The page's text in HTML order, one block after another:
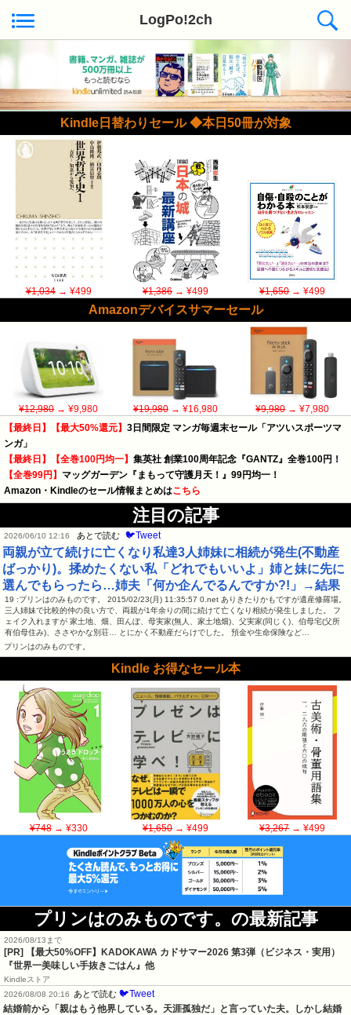
LogPo!2ch
Kindle日替わりセール ◆本日50冊が対象
¥1,034→ ¥499 ¥1,386→ ¥499 ¥1,650→ ¥499
Amazonデバイスサマーセール
¥12,980→ ¥9,980 ¥19,980→ ¥16,980 ¥9,980→ ¥7,980
【最終日】【最大50%還元】 3日間限定 マンガ毎週末セール「アツいスポーツマ
ンガ」
【最終日】【全巻100円均一】 集英社 創業100周年記念『GANTZ』全巻100円！
【全巻99円】 マッグガーデン『まもって守護月天！』99円均一！
Amazon・Kindleのセール情報まとめはこちら
注目の記事
2026/06/10 12:16 あとで読む 🐦Tweet
両親が立て続けに亡くなり私達3人姉妹に相続が発生(不動産
ばっかり)。揉めたくない私「どれでもいいよ」姉と妹に先に
選んでもらったら…姉夫「何か企んでるんですか?!」→結果
19 :プリンはのみものです。 2015/02/23(月) 11:35:57 0.net ありきたりかもですが遺産修羅場。
三人姉妹で比較的仲の良い方で、両親が1年余りの間に続けて亡くなり相続が発生しました。 フ
ェイク入れますが 家土地、畑、田んぼ、母実家(無人、家土地畑)、父実家(同じく)、伯母宅(父所
有伯母住み)、ささやかな別荘… とにかく不動産だらけでした。 預金や生命保険など…
プリンはのみものです。
Kindle お得なセール本
¥748→ ¥330 ¥1,650→ ¥499 ¥3,267→ ¥499
プリンはのみものです。の最新記事
2026/08/13まで
[PR]
【最大50%OFF】KADOKAWA カドサマー2026 第3弾（ビジネス・実用）
『世界一美味しい手抜きごはん』他
Kindleストア
2026/08/08 20:16
あとで読む 🐦Tweet
結婚前から「親はもう他界している。天涯孤独だ」と言っていた夫。しかし結婚